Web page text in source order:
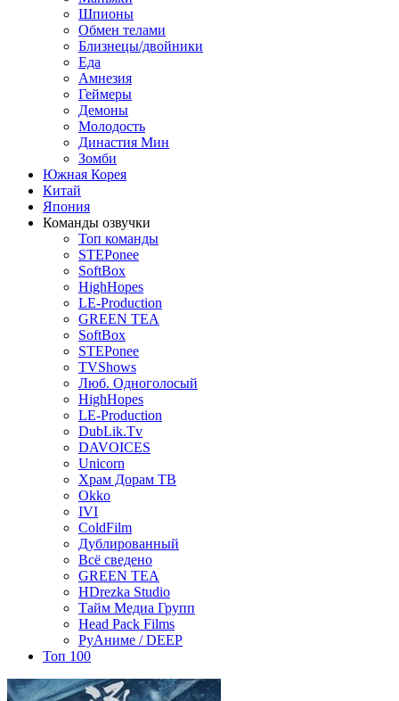
Шпионы
Обмен телами
Близнецы/двойники
Еда
Амнезия
Геймеры
Демоны
Молодость
Династия Мин
Зомби
Южная Корея
Китай
Япония
Команды озвучки
Топ команды
STEPonee
SoftBox
HighHopes
LE-Production
GREEN TEA
SoftBox
STEPonee
TVShows
Люб. Одноголосый
HighHopes
LE-Production
DubLik.Tv
DAVOICES
Unicorn
Храм Дорам ТВ
Okko
IVI
ColdFilm
Дублированный
Всё сведено
GREEN TEA
HDrezka Studio
Тайм Медиа Групп
Head Pack Films
РуАниме / DEEP
Топ 100